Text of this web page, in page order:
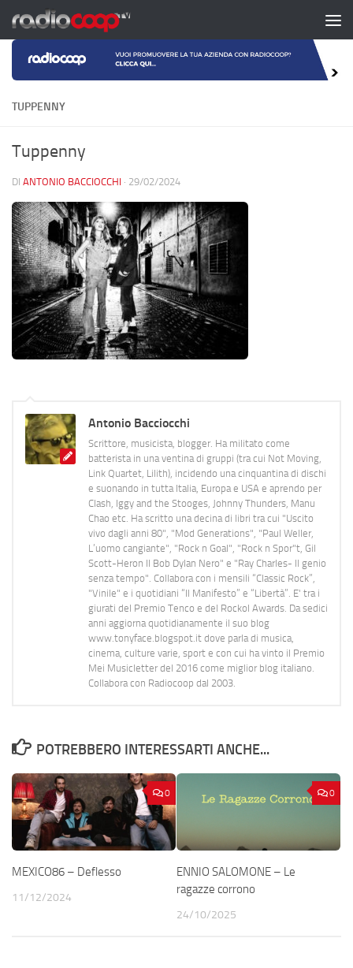
Salta al contenuto
TUPPENNY
Tuppenny
DI ANTONIO BACCIOCCHI · 29/02/2024
Antonio Bacciocchi
Scrittore, musicista, blogger. Ha militato come
batterista in una ventina di gruppi (tra cui Not Moving,
Link Quartet, Lilith), incidendo una cinquantina di dischi
e suonando in tutta Italia, Europa e USA e aprendo per
Clash, Iggy and the Stooges, Johnny Thunders, Manu
Chao etc. Ha scritto una decina di libri tra cui "Uscito
vivo dagli anni 80", "Mod Generations", "Paul Weller,
L’uomo cangiante", "Rock n Goal", "Rock n Spor"t, Gil
Scott-Heron Il Bob Dylan Nero" e "Ray Charles- Il genio
senza tempo". Collabora con i mensili “Classic Rock”,
"Vinile" e i quotidiani “Il Manifesto” e “Libertà”. E' tra i
giurati del Premio Tenco e del Rockol Awards. Da sedici
anni aggiorna quotidianamente il suo blog
www.tonyface.blogspot.it dove parla di musica,
cinema, culture varie, sport e con cui ha vinto il Premio
Mei Musicletter del 2016 come miglior blog italiano.
Collabora con Radiocoop dal 2003.
POTREBBERO INTERESSARTI ANCHE...
0
MEXICO86 – Deflesso
11/12/2024
0
ENNIO SALOMONE – Le
ragazze corrono
24/10/2025